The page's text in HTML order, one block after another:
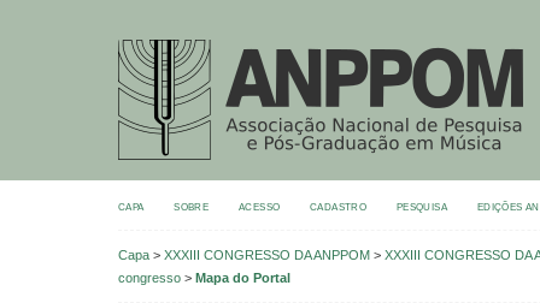
CAPA SOBRE ACESSO CADASTRO PESQUISA EDIÇÕES
Capa > XXXIII CONGRESSO DA ANPPOM > XXXIII CONGRESSO DA
congresso > Mapa do Portal